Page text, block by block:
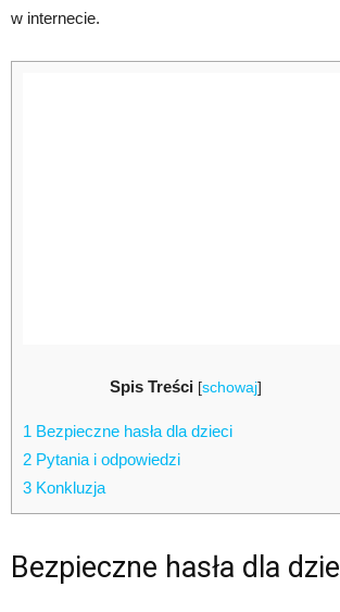
w internecie.
Spis Treści [schowaj]
1 Bezpieczne hasła dla dzieci
2 Pytania i odpowiedzi
3 Konkluzja
Bezpieczne hasła dla